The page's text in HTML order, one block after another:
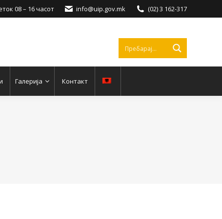
08 – 16 часот info@uip.gov.mk (02) 3 162-317
Галерија Контакт